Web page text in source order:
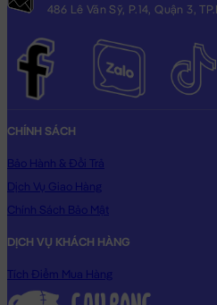
486 Lê Văn Sỹ, P.14, Quận 3,
CHÍNH SÁCH
Bảo Hành & Đổi Trả
Dịch Vụ Giao Hàng
Chính Sách Bảo Mật
DỊCH VỤ KHÁCH HÀNG
Tích Điểm Mua Hàng